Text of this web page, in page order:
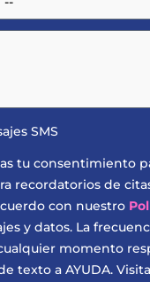
SMS
tu consentimiento
recordatorios de
con nuestro
y datos. La
momento
texto a AYUDA.